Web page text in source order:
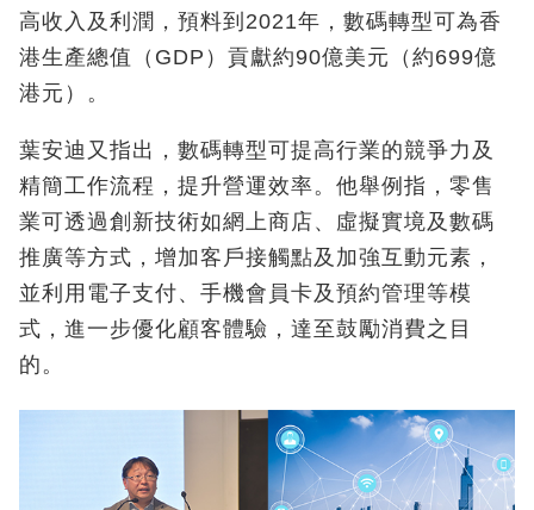
高收入及利潤，預料到2021年，數碼轉型可為香
港生產總值（GDP）貢獻約90億美元（約699億
港元）。
葉安迪又指出，數碼轉型可提高行業的競爭力及
精簡工作流程，提升營運效率。他舉例指，零售
業可透過創新技術如網上商店、虛擬實境及數碼
推廣等方式，增加客戶接觸點及加強互動元素，
並利用電子支付、手機會員卡及預約管理等模
式，進一步優化顧客體驗，達至鼓勵消費之目
的。